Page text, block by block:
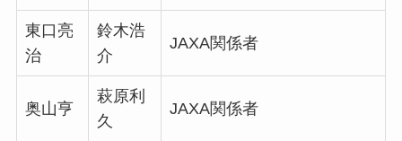
東口亮
治
鈴木浩
介
JAXA関係者
奥山亨
萩原利
久
JAXA関係者